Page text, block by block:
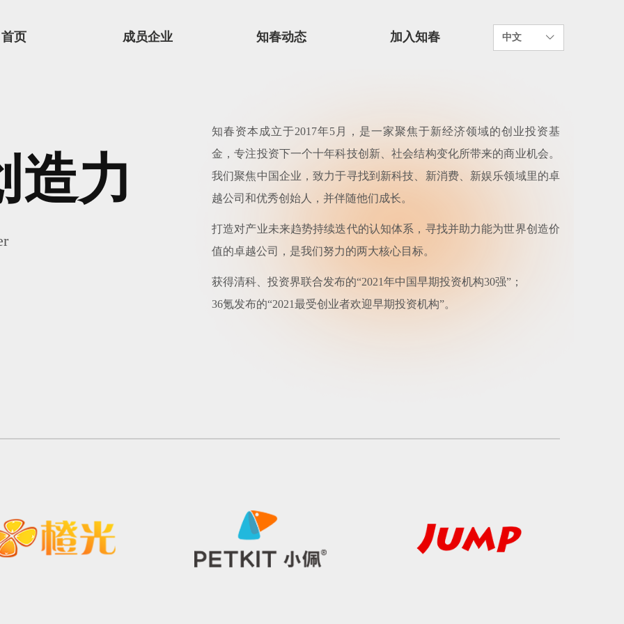
首页 成员企业 知春动态 加入知春 ꀅ
中文
造力
知春资本成立于2017年5月，是一家聚焦于新经济领域的创业投资基
金，专注投资下一个十年科技创新、社会结构变化所带来的商业机会。
我们聚焦中国企业，致力于寻找到新科技、新消费、新娱乐领域里的卓
越公司和优秀创始人，并伴随他们成长。
打造对产业未来趋势持续迭代的认知体系，寻找并助力能为世界创造价
值的卓越公司，是我们努力的两大核心目标。
获得清科、投资界联合发布的“2021年中国早期投资机构30强”；
36氪发布的“2021最受创业者欢迎早期投资机构”。